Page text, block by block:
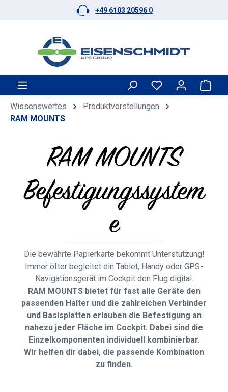
Zum Hauptinhalt springen+49 6103 20596 0
Wissenswertes
Produktvorstellungen
RAM MOUNTS
RAM MOUNTS
Befestigungssystem
e
Die bewährte Papierkarte bekommt Unterstützung!
Immer öfter begleitet ein Tablet, Handy oder GPS-
Navigationsgerät im Cockpit den Flug digital.
RAM MOUNTS bietet für fast alle Geräte den
passenden Halter und die zahlreichen Verbinder
und Basisplatten erlauben die Befestigung an
nahezu jeder Fläche im Cockpit. Dabei sind die
Einzelkomponenten individuell kombinierbar.
Wir helfen dir dabei, die passende Kombination
zu finden.